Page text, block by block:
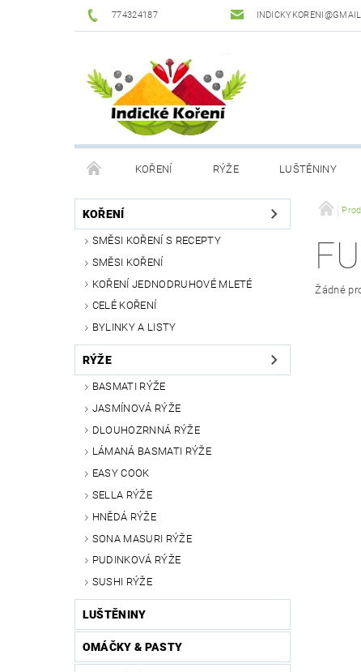
774324187
KOŘENÍ RÝŽE LUŠTĚNINY
DROGERIE PODMÍNKY OCHRANY OSOBNÍCH
KOŘENÍ
SMĚSI KOŘENÍ S RECEPTY
SMĚSI KOŘENÍ
KOŘENÍ JEDNODRUHOVÉ MLETÉ
CELÉ KOŘENÍ
BYLINKY A LISTY
RÝŽE
BASMATI RÝŽE
JASMÍNOVÁ RÝŽE
DLOUHOZRNNÁ RÝŽE
LÁMANÁ BASMATI RÝŽE
EASY COOK
SELLA RÝŽE
HNĚDÁ RÝŽE
SONA MASURI RÝŽE
PUDINKOVÁ RÝŽE
SUSHI RÝŽE
LUŠTĚNINY
OMÁČKY & PASTY
Žádné